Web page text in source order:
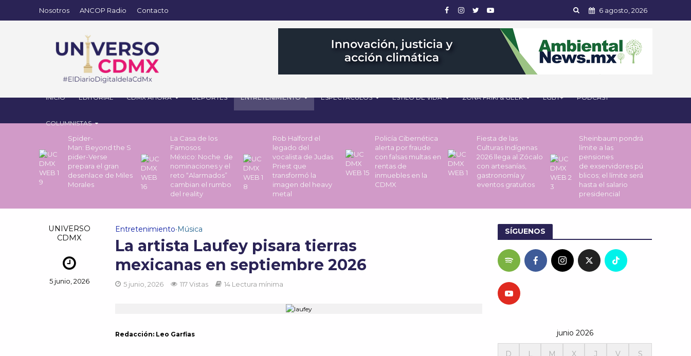
Nosotros ANCOP Radio Contacto 6 agosto, 2026
INICIO EDITORIAL CDMX AHORA DEPORTES ENTRETENIMIENTO ESPECTÁCULOS ESTILO DE VIDA ZONA FRIKI & GEEK LGBT+ PODCAST
COLUMNISTAS
Spider-
Man: Beyond the S
pider-Verse
prepara el gran
desenlace de Miles
Morales
La Casa de los
Famosos
México: Noche de
nominaciones y el
reto “Alarmados”
cambian el rumbo
del reality
Rob Halford el
legado del
vocalista de Judas
Priest que
transformó la
imagen del heavy
metal
Policía Cibernética
alerta por fraude
con falsas multas en
rentas de
inmuebles en la
CDMX
Fiesta de las
Culturas Indígenas
2026 llega al Zócalo
con artesanías,
gastronomía y
eventos gratuitos
Sheinbaum pondrá
límite a las
pensiones
de exservidores pú
blicos; el límite será
hasta el salario
presidencial
UNIVERSO
CDMX
5 junio, 2026
Entretenimiento•Música
La artista Laufey pisara tierras
mexicanas en septiembre 2026
5 junio, 2026 117 Vistas 14 Lectura mínima
Redacción: Leo Garfias
SÍGUENOS
junio 2026
D L M X J V S